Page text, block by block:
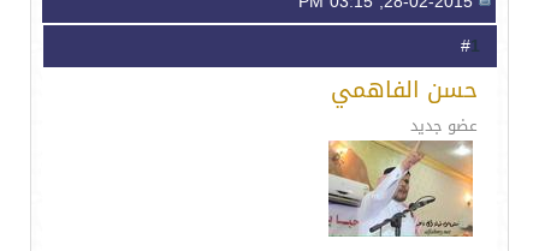
1
حسن الفاهمي
عضو جديد